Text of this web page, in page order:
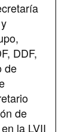
DDF,
de
de
la LVII